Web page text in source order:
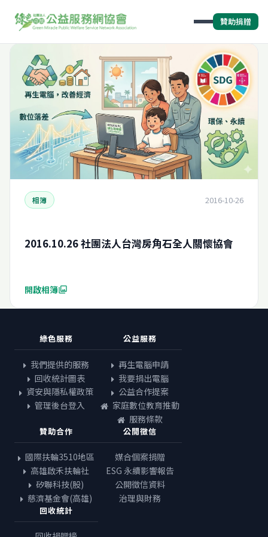
贊助捐贈
相簿 2016-10-26
2016.10.26 社團法人台灣房角石全人關懷協會
開啟相簿photo_library
綠色服務
我們提供的服務
回收統計圖表
資安與隱私權政策
管理後台登入
公益服務
再生電腦申請
我要捐出電腦
公益合作提案
家庭數位教育推動
服務條款
贊助合作
國際扶輪3510地區
高雄啟禾扶輪社
矽聯科技(股)
慈濟基金會(高雄)
公開徵信
媒合個案捐贈
ESG 永續影響報告
公開徵信資料
治理與財務
回收統計